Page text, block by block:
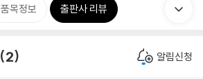
품목정보 출판사 리뷰
2 알림신청